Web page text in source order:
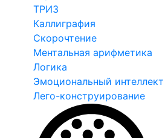
ТРИЗ
Каллиграфия
Скорочтение
Ментальная арифметика
Логика
Эмоциональный интеллект
Лего-конструирование